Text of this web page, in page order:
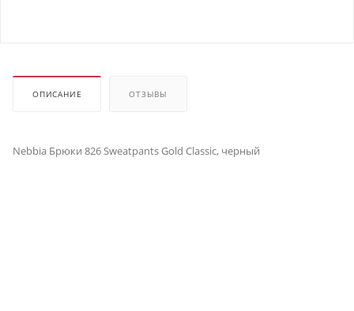
ОПИСАНИЕ ОТЗЫВЫ
Nebbia Брюки 826 Sweatpants Gold Classic, черный